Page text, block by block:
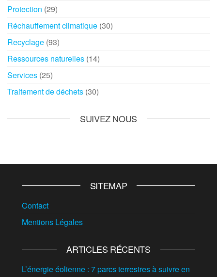
Protection (29)
Réchauffement climatique (30)
Recyclage (93)
Ressources naturelles (14)
Services (25)
Traitement de déchets (30)
SUIVEZ NOUS
SITEMAP
Contact
Mentions Légales
ARTICLES RÉCENTS
L’énergie éolienne : 7 parcs terrestres à suivre en